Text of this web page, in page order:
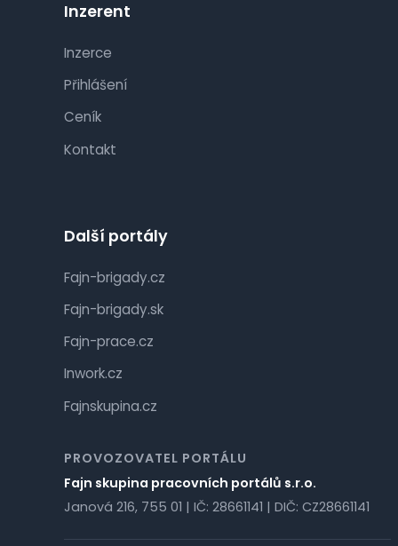
Inzerent
Inzerce
Přihlášení
Ceník
Kontakt
Další portály
Fajn-brigady.cz
Fajn-brigady.sk
Fajn-prace.cz
Inwork.cz
Fajnskupina.cz
PROVOZOVATEL PORTÁLU
Fajn skupina pracovních portálů s.r.o.
Janová 216, 755 01 | IČ: 28661141 | DIČ: CZ28661141